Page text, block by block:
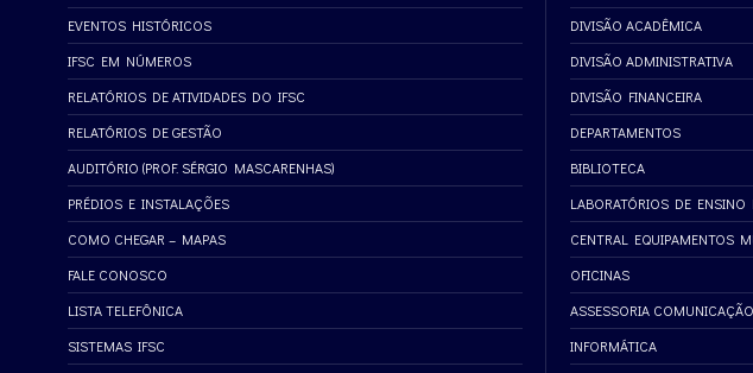
EVENTOS HISTÓRICOS
IFSC EM NÚMEROS
RELATÓRIOS DE ATIVIDADES DO IFSC
RELATÓRIOS DE GESTÃO
AUDITÓRIO (PROF. SÉRGIO MASCARENHAS)
PRÉDIOS E INSTALAÇÕES
COMO CHEGAR – MAPAS
FALE CONOSCO
LISTA TELEFÔNICA
SISTEMAS IFSC
DIVISÃO ACADÊMICA
DIVISÃO ADMINISTRATIVA
DIVISÃO FINANCEIRA
DEPARTAMENTOS
BIBLIOTECA
LABORATÓRIOS DE ENSINO
CENTRAL EQUIPAMENTOS
OFICINAS
ASSESSORIA COMUNICAÇÃO
INFORMÁTICA